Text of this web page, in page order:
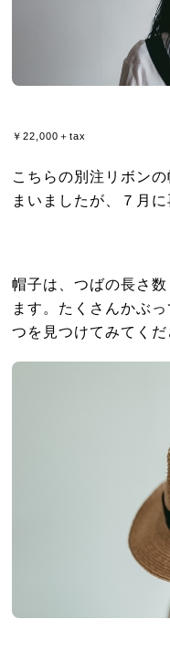
￥22,000＋tax
こちらの別注リボン
まいましたが、７月に
帽子は、つばの長さ
ます。たくさんかぶ
つを見つけてみてくだ